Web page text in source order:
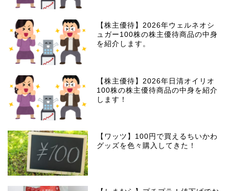
【株主優待】2026年ウェルネオシ
ュガー100株の株主優待商品の中身
を紹介します。
【株主優待】2026年日清オイリオ
100株の株主優待商品の中身を紹介
します！
【ワッツ】100円で買えるちいかわ
グッズを色々購入してきた！